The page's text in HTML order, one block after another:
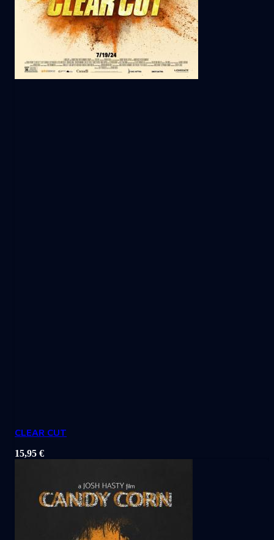
CLEAR CUT
15,95 €